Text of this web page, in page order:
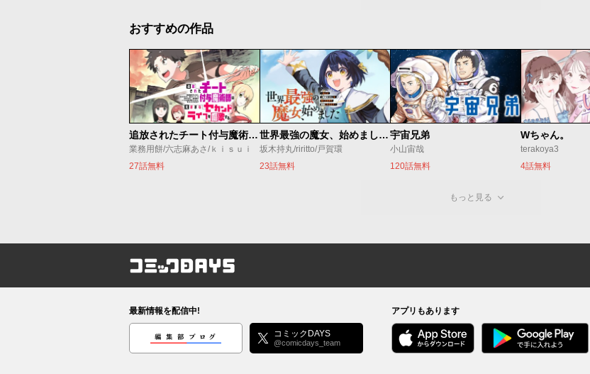
おすすめの作品
追放されたチート付与魔術師は気ままなセカンドライフを謳歌する。 ～俺は武器だけじゃなく、あらゆるものに『強化ポイント』を付与できるし、俺の意思でいつでも効果を解除できるけど、残った人たち大丈夫？～
業務用餅/六志麻あさ/ｋｉｓｕｉ
27話無料
世界最強の魔女、始めました ～私だけ『攻略サイト』を見れる世界で自由に生きます～
坂木持丸/riritto/戸賀環
23話無料
宇宙兄弟
小山宙哉
120話無料
Wちゃん。
terakoya3
4話無料
もっと見る
コミックDAYS
最新情報を配信中!
編集部ブログ コミックDAYS
@comicdays_team
アプリもあります